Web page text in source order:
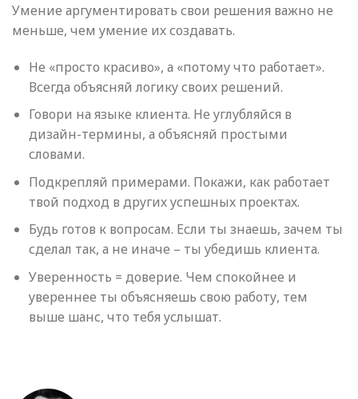
Умение аргументировать свои решения важно не
меньше, чем умение их создавать.
Не «просто красиво», а «потому что работает».
Всегда объясняй логику своих решений.
Говори на языке клиента. Не углубляйся в
дизайн-термины, а объясняй простыми
словами.
Подкрепляй примерами. Покажи, как работает
твой подход в других успешных проектах.
Будь готов к вопросам. Если ты знаешь, зачем ты
сделал так, а не иначе – ты убедишь клиента.
Уверенность = доверие. Чем спокойнее и
увереннее ты объясняешь свою работу, тем
выше шанс, что тебя услышат.